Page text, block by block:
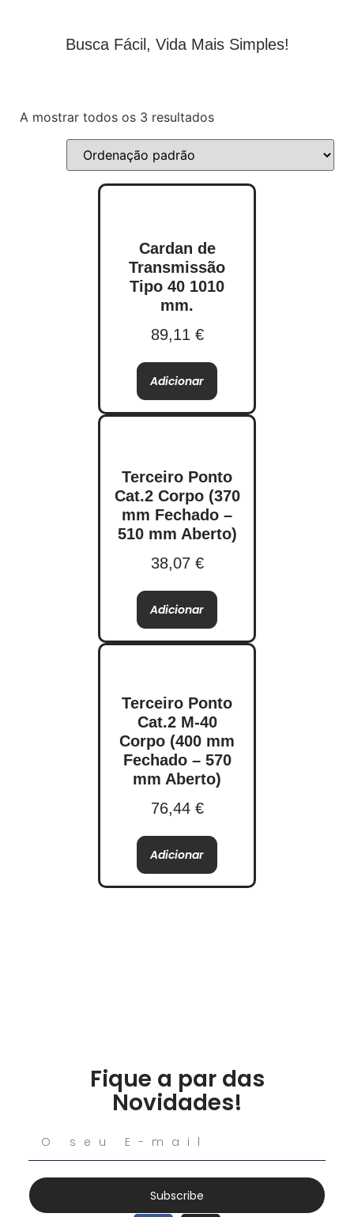
Busca Fácil, Vida Mais Simples!
A mostrar todos os 3 resultados
Cardan de
Transmissão
Tipo 40 1010
mm.
89,11 €
Adicionar
Terceiro Ponto
Cat.2 Corpo (370
mm Fechado –
510 mm Aberto)
38,07 €
Adicionar
Terceiro Ponto
Cat.2 M-40
Corpo (400 mm
Fechado – 570
mm Aberto)
76,44 €
Adicionar
Fique a par das
Novidades!
Subscribe